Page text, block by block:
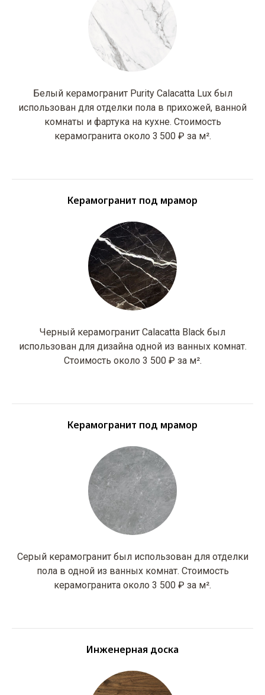
Белый керамогранит Purity Calacatta Lux был
использован для отделки пола в прихожей, ванной
комнаты и фартука на кухне. Стоимость
керамогранита около 3 500 ₽ за м².
Керамогранит под мрамор
Черный керамогранит Calacatta Black был
использован для дизайна одной из ванных комнат.
Стоимость около 3 500 ₽ за м².
Керамогранит под мрамор
Серый керамогранит был использован для отделки
пола в одной из ванных комнат. Стоимость
керамогранита около 3 500 ₽ за м².
Инженерная доска